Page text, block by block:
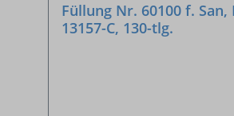
Füllung Nr. 60100 f. San,
13157-C, 130-tlg.